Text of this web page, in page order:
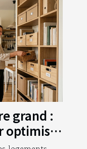
grand :
optimiser